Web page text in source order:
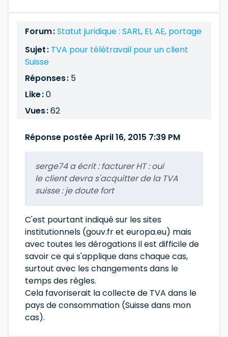
Forum :Statut juridique : SARL, EI, AE, portage
Sujet : TVA pour télétravail pour un client
Suisse
Réponses : 5
Like :0
Vues :62
Réponse postée April 16, 2015 7:39 PM
serge74 a écrit :facturer HT : oui
le client devra s'acquitter de la TVA
suisse : je doute fort
C'est pourtant indiqué sur les sites
institutionnels (gouv.fr et europa.eu) mais
avec toutes les dérogations il est difficile de
savoir ce qui s'applique dans chaque cas,
surtout avec les changements dans le
temps des règles.
Cela favoriserait la collecte de TVA dans le
pays de consommation (Suisse dans mon
cas).